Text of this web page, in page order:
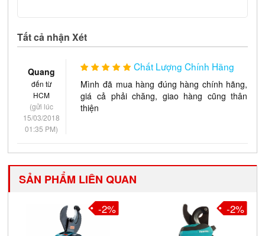
Tất cả nhận Xét
Quang
đến từ
HCM
(gửi lúc
15/03/2018
01:35 PM)
Chất Lượng Chính Hãng
Mình đã mua hàng đúng hàng chính hãng,
giá cả phải chăng, giao hàng cũng thân
thiện
SẢN PHẨM LIÊN QUAN
-2% -2%